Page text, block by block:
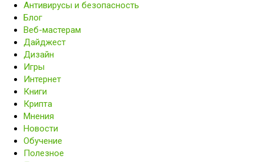
Антивирусы и безопасность
Блог
Веб-мастерам
Дайджест
Дизайн
Игры
Интернет
Книги
Крипта
Мнения
Новости
Обучение
Полезное